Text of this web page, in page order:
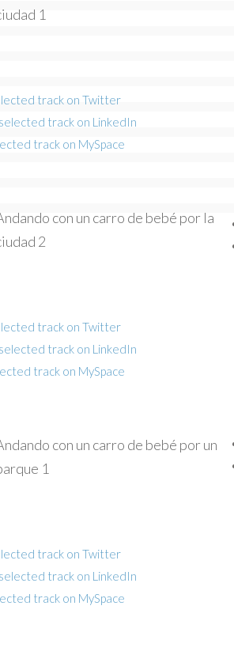
1
con un carro de bebé por la
2
con un carro de bebé por un
1